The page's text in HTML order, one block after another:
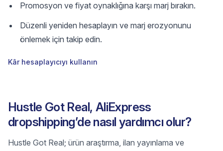
Promosyon ve fiyat oynaklığına karşı marj bırakın.
Düzenli yeniden hesaplayın ve marj erozyonunu
önlemek için takip edin.
Kâr hesaplayıcıyı kullanın
Hustle Got Real, AliExpress
dropshipping’de nasıl yardımcı olur?
Hustle Got Real; ürün araştırma, ilan yayınlama ve